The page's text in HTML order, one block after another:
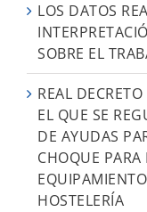
LOS DATOS
SOBRE EL
REAL
EL QUE SE
DE AYUDAS
CHOQUE
HOSTELERÍA